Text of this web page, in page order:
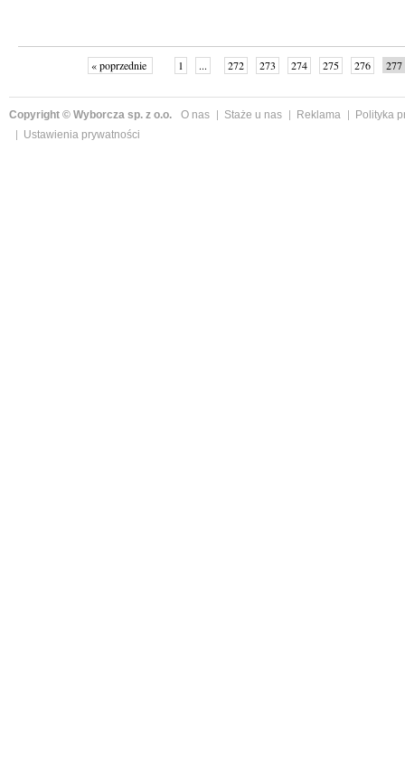
« poprzednie 1 ... 272 273 274 275 276 277
Copyright © Wyborcza sp. z o.o. O nas Staże u nas Reklama
Polityka
Ustawienia prywatności